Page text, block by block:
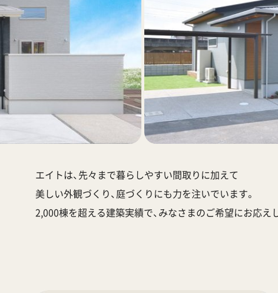
エイトは、先々まで暮らしやすい間取りに加えて
美しい外観づくり、庭づくりにも力を注いでいます。
2,000棟を超える建築実績で、みなさまのご希望にお応え